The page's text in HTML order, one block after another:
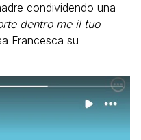
condividendo una
dentro me il tuo
Francesca su